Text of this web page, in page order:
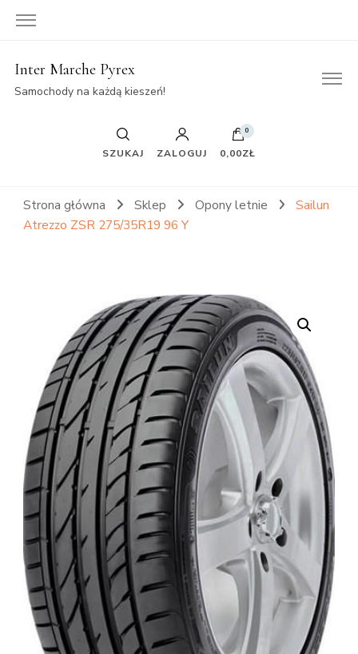
Inter Marche Pyrex
Samochody na każdą kieszeń!
SZUKAJ ZALOGUJ
0
0,00ZŁ
Strona główna Sklep Opony letnie
Sailun
Atrezzo ZSR 275/35R19 96 Y